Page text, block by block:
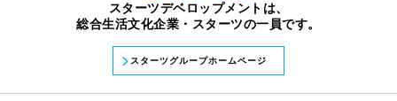
スターツデベロップメントは、
総合生活文化企業・スターツの一員です。
スターツグループホームページ